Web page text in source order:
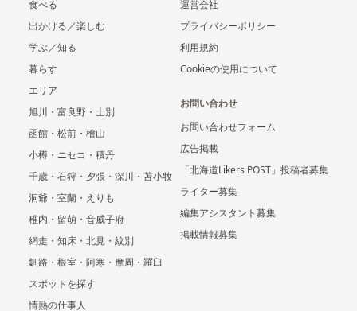
食べる
出かける／楽しむ
学ぶ／知る
暮らす
エリア
旭川・富良野・士別
函館・松前・檜山
小樽・ニセコ・積丹
千歳・石狩・夕張・深川・苫小牧
洞爺・室蘭・えりも
稚内・留萌・音威子府
網走・知床・北見・紋別
釧路・根室・阿寒・摩周・羅臼
スポットを探す
情熱の仕事人
運営会社
プライバシーポリシー
利用規約
Cookieの使用について
お問い合わせ
お問い合わせフォーム
広告掲載
「北海道Likers POST」投稿者募集
ライター募集
編集アシスタント募集
掲載情報募集